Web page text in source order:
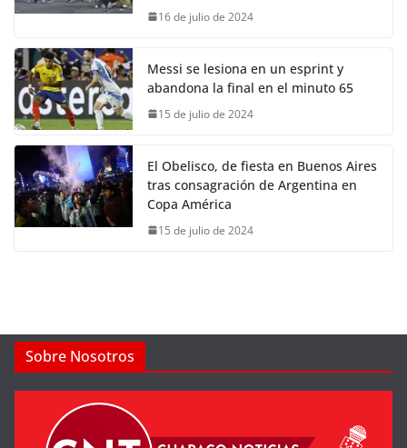
16 de julio de 2024
Messi se lesiona en un esprint y
abandona la final en el minuto 65
15 de julio de 2024
El Obelisco, de fiesta en Buenos Aires
tras consagración de Argentina en
Copa América
15 de julio de 2024
Sobre Nosotros